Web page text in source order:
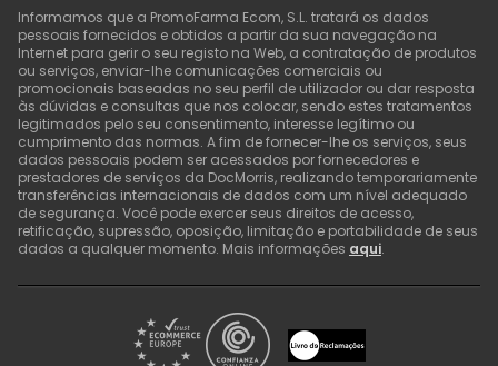
Informamos que a PromoFarma Ecom, S.L. tratará os dados
pessoais fornecidos e obtidos a partir da sua navegação na
Internet para gerir o seu registo na Web, a contratação de produtos
ou serviços, enviar-lhe comunicações comerciais ou
promocionais baseadas no seu perfil de utilizador ou dar resposta
às dúvidas e consultas que nos colocar, sendo estes tratamentos
legitimados pelo seu consentimento, interesse legítimo ou
cumprimento das normas. A fim de fornecer-lhe os serviços, seus
dados pessoais podem ser acessados por fornecedores e
prestadores de serviços da DocMorris, realizando temporariamente
transferências internacionais de dados com um nível adequado
de segurança. Você pode exercer seus direitos de acesso,
retificação, supressão, oposição, limitação e portabilidade de seus
dados a qualquer momento. Mais informações aqui.